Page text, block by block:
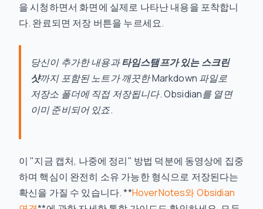
을 시청하면서 화면에 실제로 나타난 내용을 포착합니
다. 완료되면 저장 버튼을 누르세요.
당신이 추가한 내용과타임스탬프가 있는 스크린
샷까지 포함된 노트가 깨끗한 Markdown 파일로
저장소 폴더에 직접 저장됩니다. Obsidian를 열면
이미 준비되어 있죠.
이 "지금 캡처, 나중에 정리" 방법 덕분에 동영상에 집중
하며 핵심이 완전히 소유 가능한 형식으로 저장된다는
확신을 가질 수 있습니다. **HoverNotes와 Obsidian